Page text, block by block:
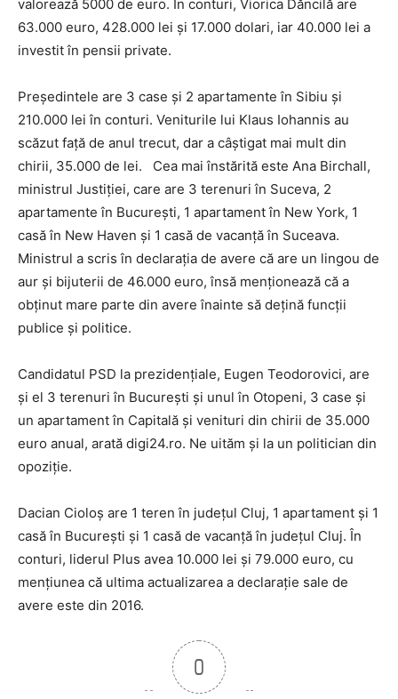
valorează 5000 de euro. În conturi, Viorica Dăncilă are
63.000 euro, 428.000 lei şi 17.000 dolari, iar 40.000 lei a
investit în pensii private.
Preşedintele are 3 case şi 2 apartamente în Sibiu şi
210.000 lei în conturi. Veniturile lui Klaus Iohannis au
scăzut faţă de anul trecut, dar a câştigat mai mult din
chirii, 35.000 de lei. Cea mai înstărită este Ana Birchall,
ministrul Justiţiei, care are 3 terenuri în Suceva, 2
apartamente în Bucureşti, 1 apartament în New York, 1
casă în New Haven şi 1 casă de vacanţă în Suceava.
Ministrul a scris în declaraţia de avere că are un lingou de
aur şi bijuterii de 46.000 euro, însă menţionează că a
obţinut mare parte din avere înainte să deţină funcţii
publice şi politice.
Candidatul PSD la prezidenţiale, Eugen Teodorovici, are
şi el 3 terenuri în Bucureşti şi unul în Otopeni, 3 case şi
un apartament în Capitală şi venituri din chirii de 35.000
euro anual, arată digi24.ro. Ne uităm şi la un politician din
opoziţie.
Dacian Cioloş are 1 teren în judeţul Cluj, 1 apartament şi 1
casă în Bucureşti şi 1 casă de vacanţă în judeţul Cluj. În
conturi, liderul Plus avea 10.000 lei şi 79.000 euro, cu
menţiunea că ultima actualizarea a declaraţie sale de
avere este din 2016.
0